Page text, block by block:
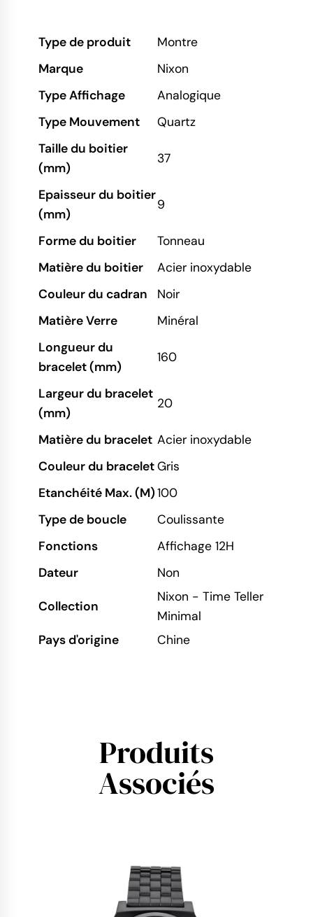
Type de produit
Montre
Marque
Nixon
Type Affichage
Analogique
Type Mouvement
Quartz
Taille du boitier
(mm)
37
Epaisseur du boitier
(mm)
9
Forme du boitier
Tonneau
Matière du boitier
Acier inoxydable
Couleur du cadran
Noir
Matière Verre
Minéral
Longueur du
bracelet (mm)
160
Largeur du bracelet
(mm)
20
Matière du bracelet Acier inoxydable
Couleur du braceletGris
Etanchéité Max. (M)100
Type de boucle
Coulissante
Fonctions
Affichage 12H
Dateur
Non
Collection
Nixon - Time Teller
Minimal
Pays d'origine
Chine
Produits
Associés